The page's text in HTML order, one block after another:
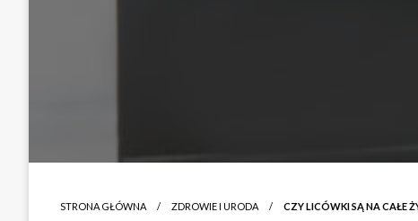
STRONA GŁÓWNA ZDROWIE I URODA CZY LICÓWKI SĄ NA CAŁE